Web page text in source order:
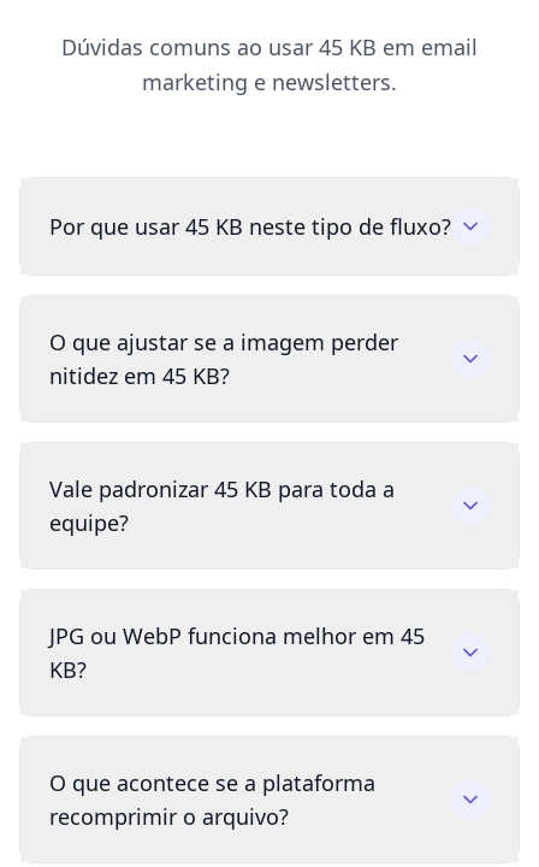
Dúvidas comuns ao usar 45 KB em email
marketing e newsletters.
Por que usar 45 KB neste tipo de fluxo?
O que ajustar se a imagem perder
nitidez em 45 KB?
Vale padronizar 45 KB para toda a
equipe?
JPG ou WebP funciona melhor em 45
KB?
O que acontece se a plataforma
recomprimir o arquivo?